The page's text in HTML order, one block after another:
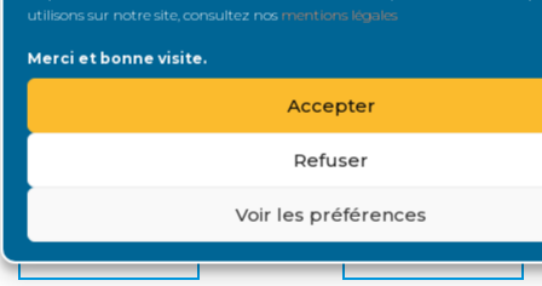
utilisons sur notre site, consultez nos mentions légales
Merci et bonne visite.
Accepter
Refuser
Voir les préférences
MOIPATIENT
ZA LA UNE RENCONTRE